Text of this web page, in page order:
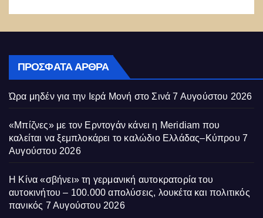
ΠΡΌΣΦΑΤΑ ΆΡΘΡΑ
Ώρα μηδέν για την Ιερά Μονή στο Σινά 7 Αυγούστου 2026
«Μπίζνες» με τον Ερντογάν κάνει η Meridiam που
καλείται να ξεμπλοκάρει το καλώδιο Ελλάδας–Κύπρου 7
Αυγούστου 2026
Η Κίνα «σβήνει» τη γερμανική αυτοκρατορία του
αυτοκινήτου – 100.000 απολύσεις, λουκέτα και πολιτικός
πανικός 7 Αυγούστου 2026